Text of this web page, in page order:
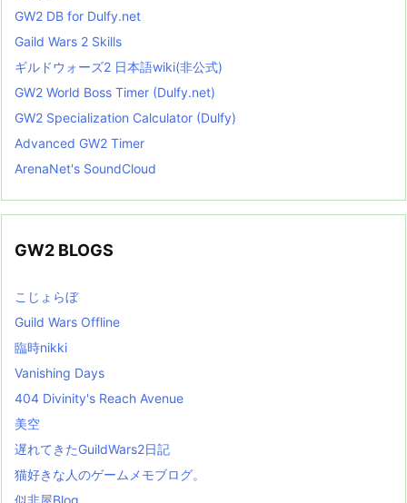
GW2 DB for Dulfy.net
Gaild Wars 2 Skills
ギルドウォーズ2 日本語wiki(非公式)
GW2 World Boss Timer (Dulfy.net)
GW2 Specialization Calculator (Dulfy)
Advanced GW2 Timer
ArenaNet's SoundCloud
GW2 BLOGS
こじょらぼ
Guild Wars Offline
臨時nikki
Vanishing Days
404 Divinity's Reach Avenue
美空
遅れてきたGuildWars2日記
猫好きな人のゲームメモブログ。
似非屋Blog